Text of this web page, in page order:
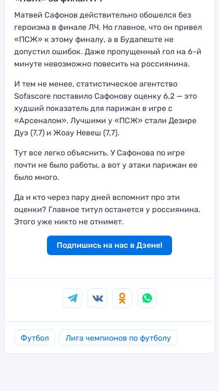
Матвей Сафонов действительно обошелся без
героизма в финале ЛЧ. Но главное, что он привел
«ПСЖ» к этому финалу, а в Будапеште не
допустил ошибок. Даже пропущенный гол на 6-й
минуте невозможно повесить на россиянина.
И тем не менее, статистическое агентство
Sofascore поставило Сафонову оценку 6,2 — это
худший показатель для парижан в игре с
«Арсеналом». Лучшими у «ПСЖ» стали Дезире
Дуэ (7,7) и Жоау Невеш (7,7).
Тут все легко объяснить. У Сафонова по игре
почти не было работы, а вот у атаки парижан ее
было много.
Да и кто через пару дней вспомнит про эти
оценки? Главное титул останется у россиянина.
Этого уже никто не отнимет.
Подпишись на нас в Дзене!
Футбол Лига чемпионов по футболу